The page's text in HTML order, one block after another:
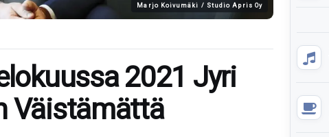
Marjo Koivumäki / Studio Apris Oy
2021 Jyri
Väistämättä